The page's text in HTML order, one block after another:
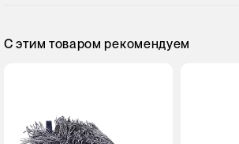
С этим товаром рекомендуем